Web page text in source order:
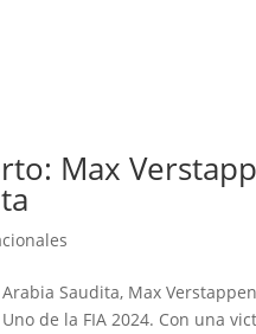
Max
Saudita, Max
de la FIA 2024. Con una